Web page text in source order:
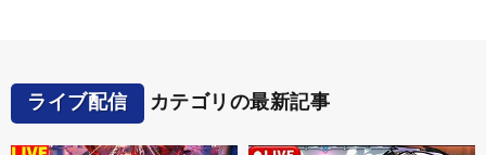
ライブ配信 カテゴリの最新記事